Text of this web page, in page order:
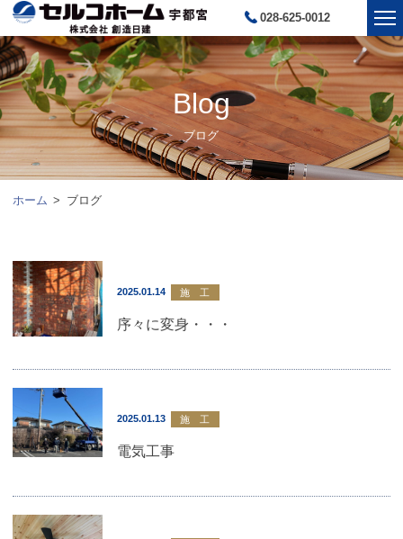
028-625-0012
Blog
ブログ
ホーム ブログ
2025.01.14 施 工
序々に変身・・・
2025.01.13 施 工
電気工事